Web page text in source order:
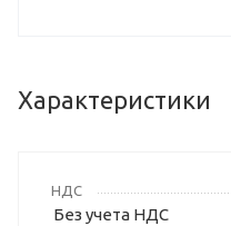
Характеристики
НДС
Без учета НДС